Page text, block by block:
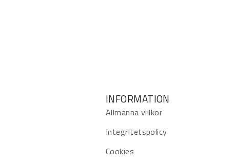
INFORMATION
Allmänna villkor
Integritetspolicy
Cookies